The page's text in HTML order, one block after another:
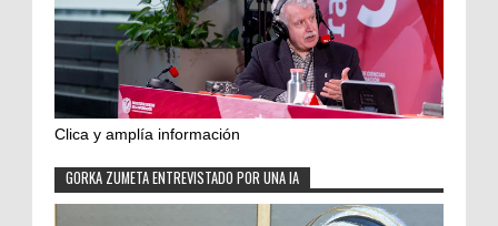
Clica y amplía información
GORKA ZUMETA ENTREVISTADO POR UNA IA